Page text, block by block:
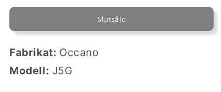
Slutsåld
Fabrikat: Occano
Modell: J5G